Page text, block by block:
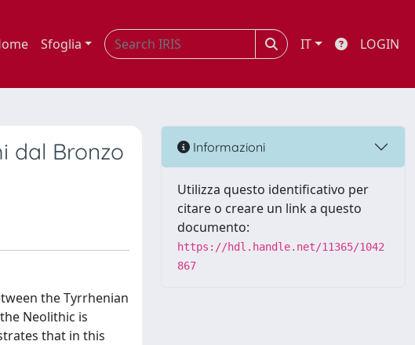
Sfoglia IT LOGIN
dal Bronzo
the Tyrrhenian
Neolithic is
that in this
Informazioni
Utilizza questo identificativo per
citare o creare un link a questo
documento:
https://hdl.handle.net/11365/1042
867